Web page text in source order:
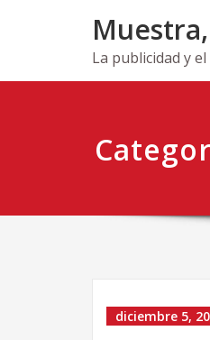
La publicidad y
diciembre 5,